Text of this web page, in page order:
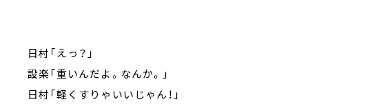
日村「えっ？」
設楽「重いんだよ。なんか。」
日村「軽くすりゃいいじゃん！」